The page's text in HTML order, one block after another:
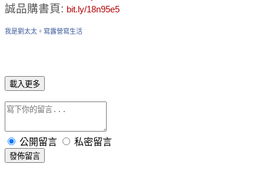
誠品購書頁: bit.ly/18n95e5
我是劉太太。寫露營寫生活
載入更多
公開留言 私密留言
發佈留言